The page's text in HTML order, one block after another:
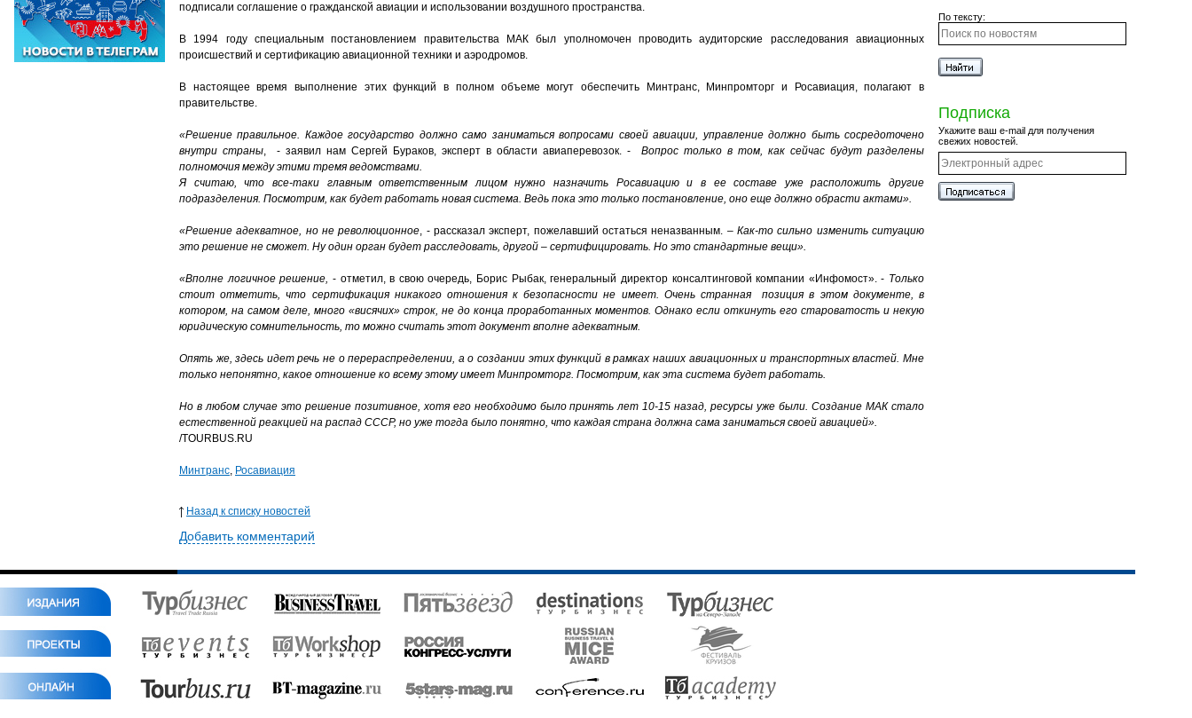
подписали соглашение о гражданской авиации и использовании воздушного пространства.
В 1994 году специальным постановлением правительства МАК был уполномочен проводить аудиторские расследования авиационных
происшествий и сертификацию авиационной техники и аэродромов.
В настоящее время выполнение этих функций в полном объеме могут обеспечить Минтранс, Минпромторг и Росавиация, полагают в
правительстве.
«Решение правильное. Каждое государство должно само заниматься вопросами своей авиации, управление должно быть сосредоточено
внутри страны, - заявил нам Сергей Бураков, эксперт в области авиаперевозок. -
Вопрос только в том, как сейчас будут разделены
полномочия между этими тремя ведомствами.
Я считаю, что все-таки главным ответственным лицом нужно назначить Росавиацию и в ее составе уже расположить другие
подразделения. Посмотрим, как будет работать новая система. Ведь пока это только постановление, оно еще должно обрасти актами».
«Решение адекватное, но не революционное, - рассказал эксперт, пожелавший остаться неназванным. –Как-то сильно изменить ситуацию
это решение не сможет. Ну один орган будет расследовать, другой – сертифицировать. Но это стандартные вещи».
«Вполне логичное решение, - отметил, в свою очередь, Борис Рыбак, генеральный директор консалтинговой компании «Инфомост». - Только
стоит отметить, что сертификация никакого отношения к безопасности не имеет. Очень странная позиция в этом документе, в
котором, на самом деле, много «висячих» строк, не до конца проработанных моментов. Однако если откинуть его староватость и некую
юридическую сомнительность, то можно считать этот документ вполне адекватным.
Опять же, здесь идет речь не о перераспределении, а о создании этих функций в рамках наших авиационных и транспортных властей. Мне
только непонятно, какое отношение ко всему этому имеет Минпромторг. Посмотрим, как эта система будет работать.
Но в любом случае это решение позитивное, хотя его необходимо было принять лет 10-15 назад, ресурсы уже были. Создание МАК стало
естественной реакцией на распад СССР, но уже тогда было понятно, что каждая страна должна сама заниматься своей авиацией».
/TOURBUS.RU
Минтранс, Росавиация
Назад к списку новостей
Добавить комментарий
По тексту:
Подписка
Укажите ваш e-mail для получения
свежих новостей.